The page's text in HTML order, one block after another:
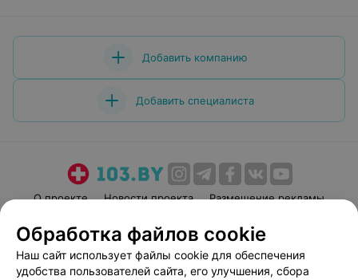
Добавить компанию
Добавить специалиста
О проекте Новости проекта
Размещение рекламы
Пользовательское соглашение
Способы оплаты
Вакансии
Партнеры
Обработка файлов cookie
Наш сайт использует файлы cookie для обеспечения
удобства пользователей сайта, его улучшения, сбора